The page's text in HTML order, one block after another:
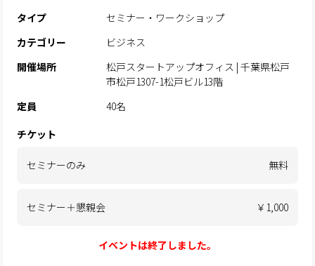
タイプ
セミナー・ワークショップ
カテゴリー
ビジネス
開催場所
松戸スタートアップオフィス | 千葉県松戸
市松戸1307-1松戸ビル13階
定員
40名
チケット
セミナーのみ 無料
セミナー＋懇親会 ￥1,000
イベントは終了しました。